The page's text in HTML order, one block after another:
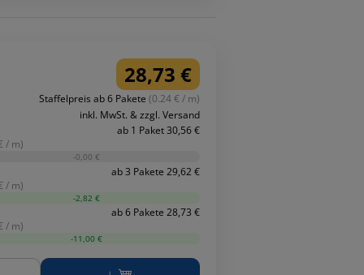
28,73 €
Staffelpreis ab 6 Pakete (0.24 € / m)
inkl. MwSt. & zzgl. Versand
ab 1 Paket 30,56 €
/ m)
-0,00 €
ab 3 Pakete 29,62 €
/ m)
-2,82 €
ab 6 Pakete 28,73 €
/ m)
-11,00 €